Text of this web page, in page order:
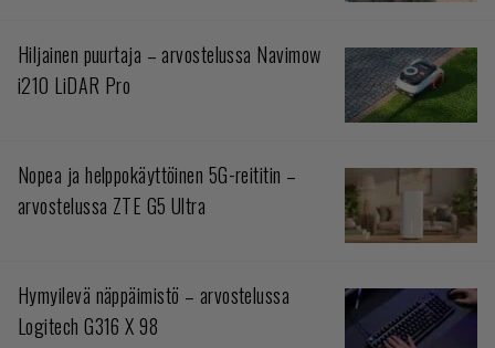
Hiljainen puurtaja – arvostelussa Navimow
i210 LiDAR Pro
Nopea ja helppokäyttöinen 5G-reititin –
arvostelussa ZTE G5 Ultra
Hymyilevä näppäimistö – arvostelussa
Logitech G316 X 98